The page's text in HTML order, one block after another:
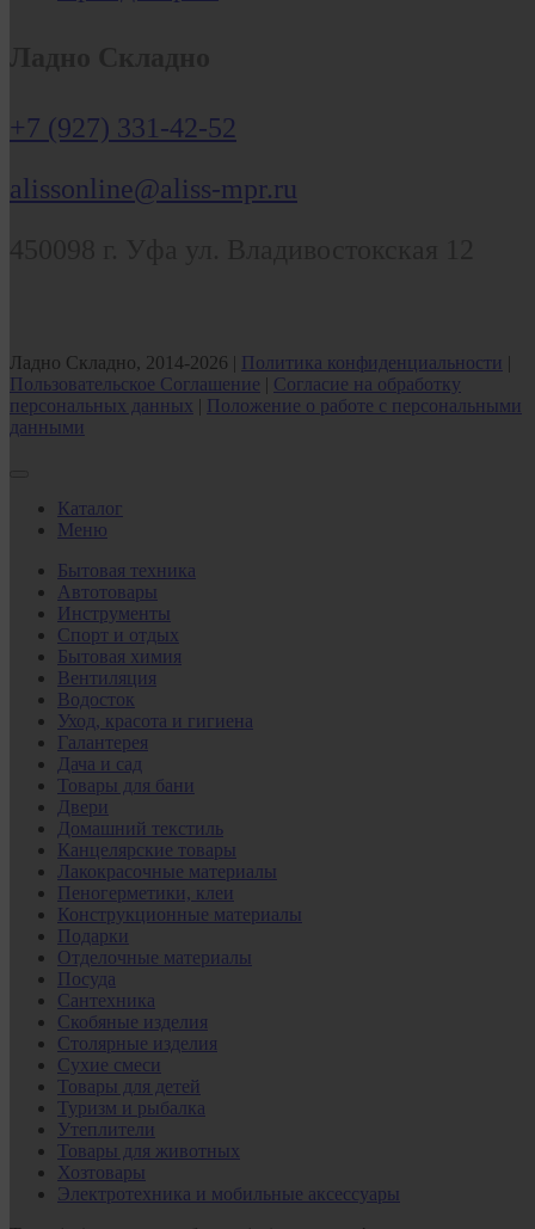
+7 (927) 331-42-52
alissonline@aliss-mpr.ru
Ладно Складно, 2014-2026 | Политика конфиденциальности |
Пользовательское Соглашение | Согласие на обработку
персональных данных | Положение о работе с персональными
данными
Каталог
Меню
Бытовая техника
Автотовары
Инструменты
Спорт и отдых
Бытовая химия
Вентиляция
Водосток
Уход, красота и гигиена
Галантерея
Дача и сад
Товары для бани
Двери
Домашний текстиль
Канцелярские товары
Лакокрасочные материалы
Пеногерметики, клеи
Конструкционные материалы
Подарки
Отделочные материалы
Посуда
Сантехника
Скобяные изделия
Столярные изделия
Сухие смеси
Товары для детей
Туризм и рыбалка
Утеплители
Товары для животных
Хозтовары
Электротехника и мобильные аксессуары